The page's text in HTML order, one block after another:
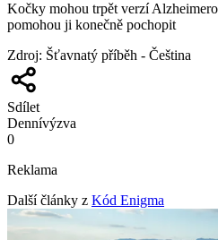
Kočky mohou trpět verzí
pomohou ji konečně pochopit
Zdroj: Šťavnatý příběh - Čeština
Sdílet
Dennívýzva
0
Reklama
Další články z Kód Enigma